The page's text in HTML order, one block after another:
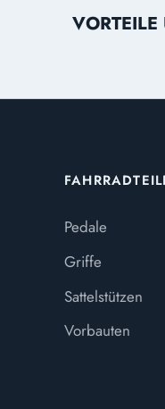
Pedale
Griffe
Sattelstützen
Vorbauten